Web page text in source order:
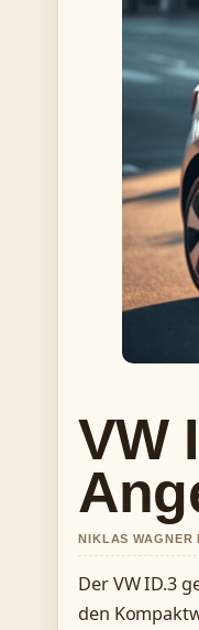
VW
NIKLAS WAGNER
Der VW ID.3
den